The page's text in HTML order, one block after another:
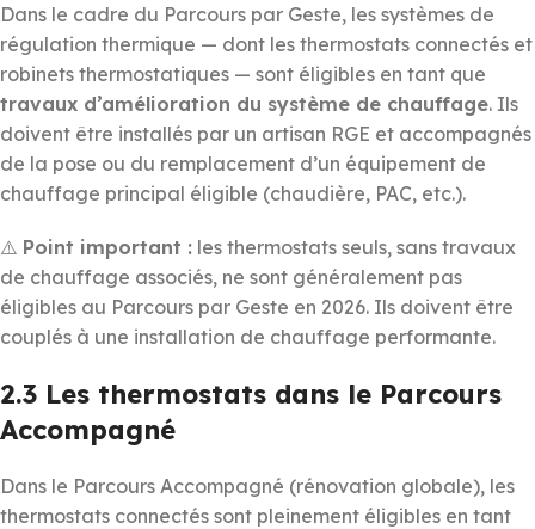
Dans le cadre du Parcours par Geste, les systèmes de
régulation thermique — dont les thermostats connectés et
robinets thermostatiques — sont éligibles en tant que
travaux d’amélioration du système de chauffage. Ils
doivent être installés par un artisan RGE et accompagnés
de la pose ou du remplacement d’un équipement de
chauffage principal éligible (chaudière, PAC, etc.).
⚠️ Point important : les thermostats seuls, sans travaux
de chauffage associés, ne sont généralement pas
éligibles au Parcours par Geste en 2026. Ils doivent être
couplés à une installation de chauffage performante.
2.3 Les thermostats dans le Parcours
Accompagné
Dans le Parcours Accompagné (rénovation globale), les
thermostats connectés sont pleinement éligibles en tant